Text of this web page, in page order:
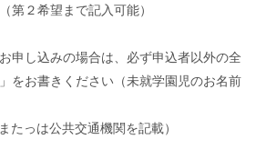
希望まで記入可能）
込みの場合は、必ず申込者以外の全
をお書きください（未就学園児のお名前
は公共交通機関を記載）